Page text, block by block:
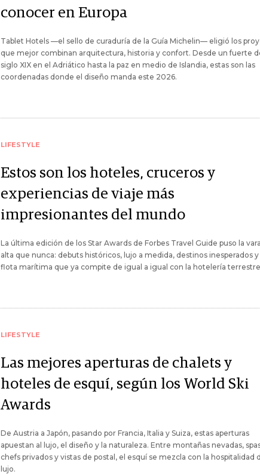
conocer en Europa
Tablet Hotels —el sello de curaduría de la Guía Michelin— eligió los
que mejor combinan arquitectura, historia y confort. Desde un fuerte
siglo XIX en el Adriático hasta la paz en medio de Islandia, estas son las
coordenadas donde el diseño manda este 2026.
LIFESTYLE
Estos son los hoteles, cruceros y
experiencias de viaje más
impresionantes del mundo
La última edición de los Star Awards de Forbes Travel Guide puso la
alta que nunca: debuts históricos, lujo a medida, destinos inesperados y
flota marítima que ya compite de igual a igual con la hotelería
LIFESTYLE
Las mejores aperturas de chalets y
hoteles de esquí, según los World Ski
Awards
De Austria a Japón, pasando por Francia, Italia y Suiza, estas aperturas
apuestan al lujo, el diseño y la naturaleza. Entre montañas nevadas,
chefs privados y vistas de postal, el esquí se mezcla con la hospitalidad
lujo.